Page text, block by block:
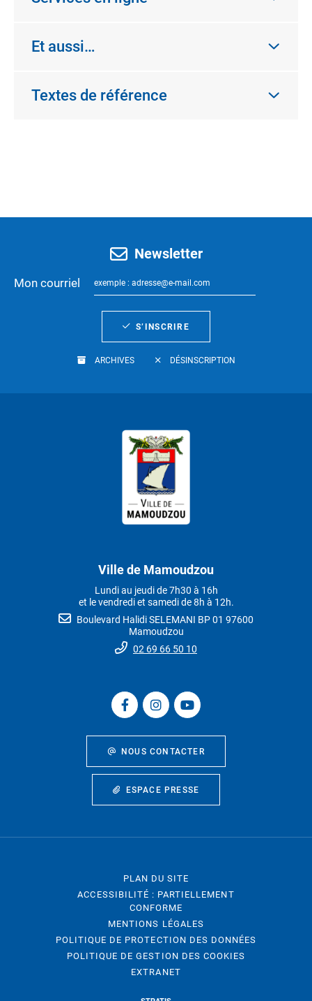
Et aussi…
Textes de référence
Newsletter
Mon courriel
S’INSCRIRE
ARCHIVES DÉSINSCRIPTION
Ville de Mamoudzou
Lundi au jeudi de 7h30 à 16h
et le vendredi et samedi de 8h à 12h.
Boulevard Halidi SELEMANI BP 01 97600
Mamoudzou
02 69 66 50 10
NOUS CONTACTER
ESPACE PRESSE
PLAN DU SITE
ACCESSIBILITÉ : PARTIELLEMENT
CONFORME
MENTIONS LÉGALES
POLITIQUE DE PROTECTION DES DONNÉES
POLITIQUE DE GESTION DES COOKIES
EXTRANET